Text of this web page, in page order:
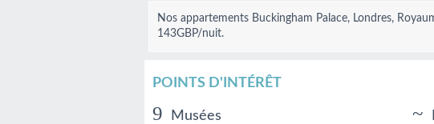
Nos appartements Buckingham Palace, Londres,
143GBP/nuit.
POINTS D'INTÉRÊT
Musées